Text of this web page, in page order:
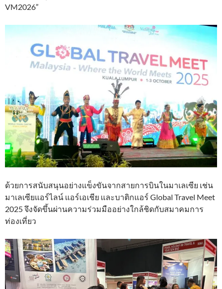
VM2026”
ด้วยการสนับสนุนอย่างแข็งขันจากสายการบินในมาเลเซีย เช่น
มาเลเซียแอร์ไลน์ แอร์เอเชีย และบาติกแอร์ Global Travel Meet
2025 จึงจัดขึ้นผ่านความร่วมมืออย่างใกล้ชิดกับสมาคมการ
ท่องเที่ยว